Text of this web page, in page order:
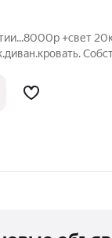
+свет